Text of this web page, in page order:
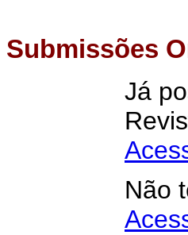
Submissões
Já
Não